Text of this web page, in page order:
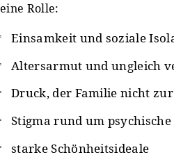
eine Rolle:
Einsamkeit und soziale
Altersarmut und ungleich
Druck, der Familie nicht
Stigma rund um
starke Schönheitsideale